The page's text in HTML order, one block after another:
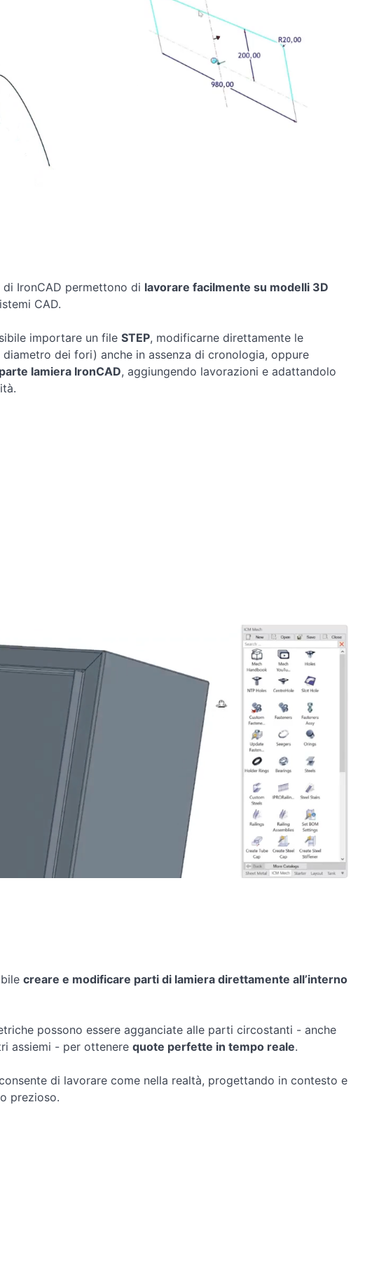
IronCAD permettono di lavorare facilmente su modelli 3D
CAD.
importare un file STEP, modificarne direttamente le
dei fori) anche in assenza di cronologia, oppure
lamiera IronCAD, aggiungendo lavorazioni e adattandolo
creare e modificare parti di lamiera direttamente all’interno
possono essere agganciate alle parti circostanti - anche
assiemi - per ottenere quote perfette in tempo reale.
di lavorare come nella realtà, progettando in contesto e
prezioso.